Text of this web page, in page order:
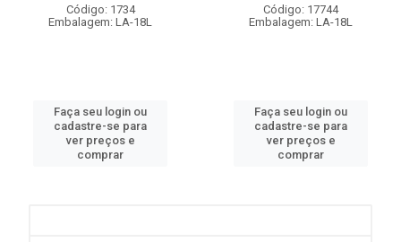
Código: 1734
Embalagem: LA-18L
Faça seu login ou
cadastre-se para
ver preços e
comprar
Código: 17744
Embalagem: LA-18L
Faça seu login ou
cadastre-se para
ver preços e
comprar